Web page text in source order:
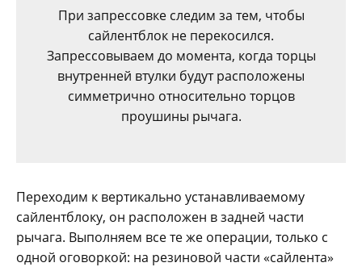
При запрессовке следим за тем, чтобы
сайлентблок не перекосился.
Запрессовываем до момента, когда торцы
внутренней втулки будут расположены
симметрично относительно торцов
проушины рычага.
Переходим к вертикально устанавливаемому
сайлентблоку, он расположен в задней части
рычага. Выполняем все те же операции, только с
одной оговоркой: на резиновой части «сайлента»